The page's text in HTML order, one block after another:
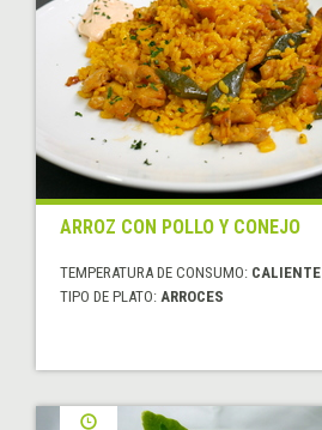
ARROZ CON POLLO Y CONEJO
TEMPERATURA DE CONSUMO: CALIENTE
TIPO DE PLATO: ARROCES